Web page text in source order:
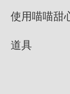
使用喵喵甜
道具